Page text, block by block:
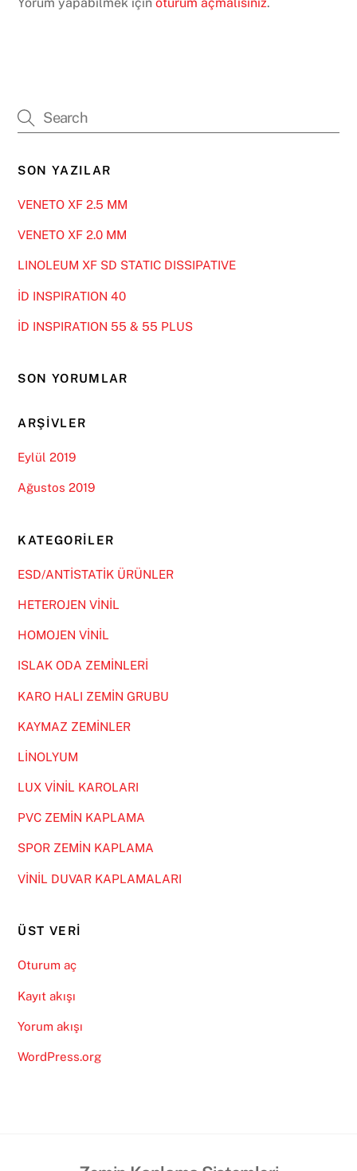
SON YAZILAR
VENETO XF 2.5 MM
VENETO XF 2.0 MM
LINOLEUM XF SD STATIC DISSIPATIVE
İD INSPIRATION 40
İD INSPIRATION 55 & 55 PLUS
SON YORUMLAR
ARŞIVLER
Eylül 2019
Ağustos 2019
KATEGORILER
ESD/ANTİSTATİK ÜRÜNLER
HETEROJEN VİNİL
HOMOJEN VİNİL
ISLAK ODA ZEMİNLERİ
KARO HALI ZEMİN GRUBU
KAYMAZ ZEMİNLER
LİNOLYUM
LUX VİNİL KAROLARI
PVC ZEMİN KAPLAMA
SPOR ZEMİN KAPLAMA
VİNİL DUVAR KAPLAMALARI
ÜST VERI
Oturum aç
Kayıt akışı
Yorum akışı
WordPress.org